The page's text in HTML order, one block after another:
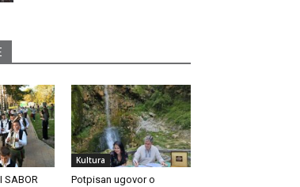
SABOR
Kultura
Potpisan ugovor o